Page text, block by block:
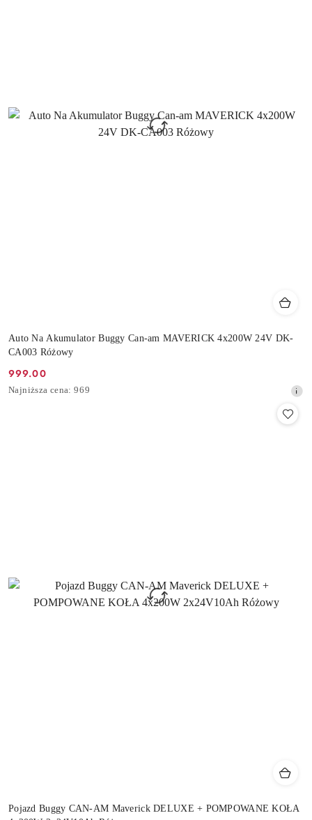
Auto Na Akumulator Buggy Can-am MAVERICK 4x200W 24V DK-
CA003 Różowy
Cena
promocyjna:
999.00
Najniższa
Najniższa cena: 969
Pojazd Buggy CAN-AM Maverick DELUXE + POMPOWANE KOŁA